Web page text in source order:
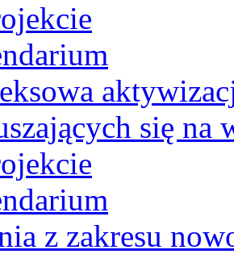
się
z zakresu